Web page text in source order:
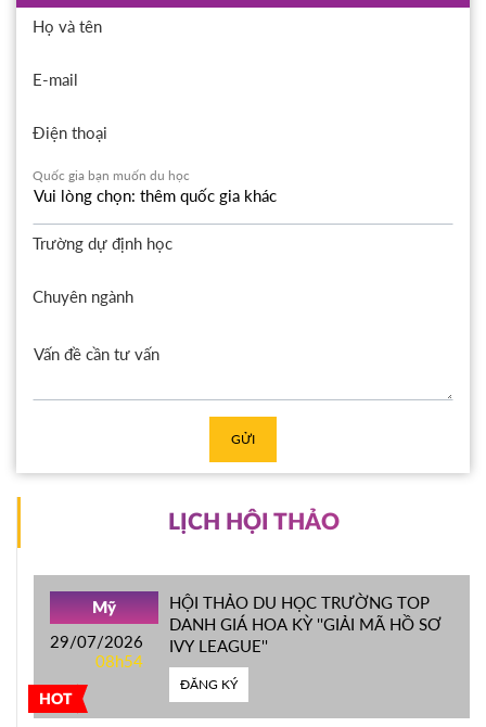
Họ và tên
E-mail
Điện thoại
Quốc gia bạn muốn du học
Trường dự định học
Chuyên ngành
GỬI
LỊCH HỘI THẢO
HOT
Mỹ
29/07/2026
08h54
HỘI THẢO DU HỌC TRƯỜNG TOP
DANH GIÁ HOA KỲ ''GIẢI MÃ HỒ SƠ
IVY LEAGUE''
ĐĂNG KÝ